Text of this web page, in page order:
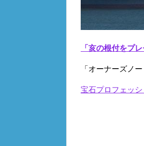
「亥の根付をプレ
「オーナーズノ
宝石プロフェッ